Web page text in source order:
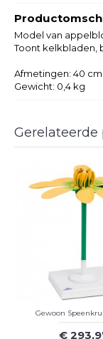
Model van
Toont kelkbladen,
Afmetingen: 40 cm.
Gewicht: 0,4 kg
Gerelateerde
Gewoon
€